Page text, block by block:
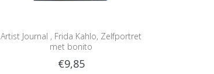
Artist Journal , Frida Kahlo, Zelfportret
met bonito
€9,85